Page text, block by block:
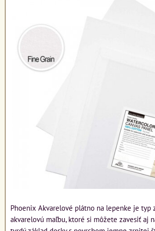
Phoenix Akvarelové plátno na lepenke je typ
akvarelovú maľbu, ktoré si môžete zavesiť aj